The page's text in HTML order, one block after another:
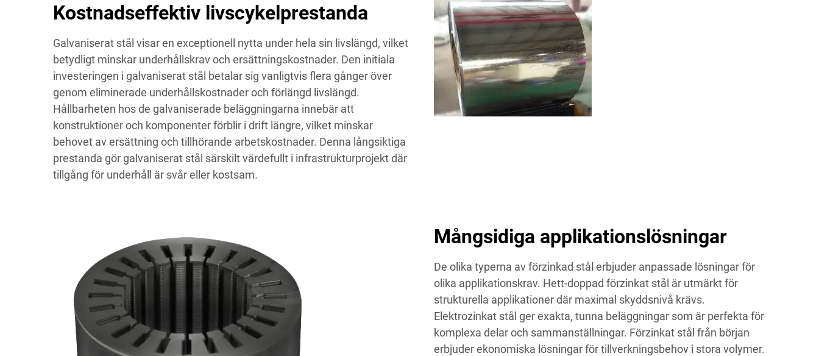
Kostnadseffektiv livscykelprestanda
Galvaniserat stål visar en exceptionell nytta under hela sin livslängd, vilket
betydligt minskar underhållskrav och ersättningskostnader. Den initiala
investeringen i galvaniserat stål betalar sig vanligtvis flera gånger över
genom eliminerade underhållskostnader och förlängd livslängd.
Hållbarheten hos de galvaniserade beläggningarna innebär att
konstruktioner och komponenter förblir i drift längre, vilket minskar
behovet av ersättning och tillhörande arbetskostnader. Denna långsiktiga
prestanda gör galvaniserat stål särskilt värdefullt i infrastrukturprojekt där
tillgång för underhåll är svår eller kostsam.
Mångsidiga applikationslösningar
De olika typerna av förzinkad stål erbjuder anpassade lösningar för
olika applikationskrav. Hett-doppad förzinkat stål är utmärkt för
strukturella applikationer där maximal skyddsnivå krävs.
Elektrozinkat stål ger exakta, tunna beläggningar som är perfekta för
komplexa delar och sammanställningar. Förzinkat stål från början
erbjuder ekonomiska lösningar för tillverkningsbehov i stora volymer.